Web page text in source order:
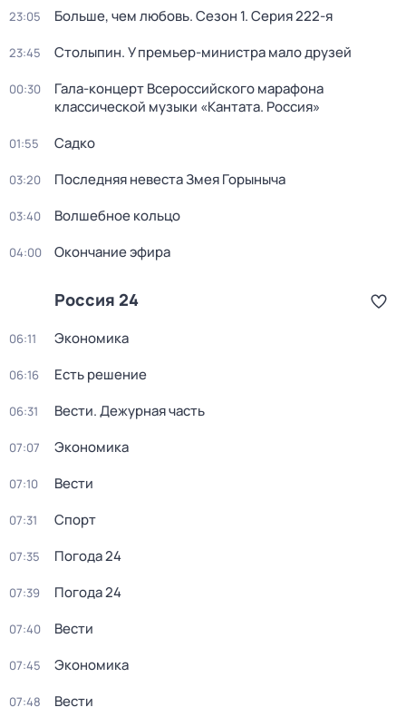
23:05 Больше, чем любовь. Сезон 1. Серия 222-я
23:45 Столыпин. У премьер-министра мало друзей
00:30
Гала-концерт Всероссийского марафона
классической музыки «Кантата. Россия»
01:55 Садко
03:20 Последняя невеста Змея Горыныча
03:40 Волшебное кольцо
04:00 Окончание эфира
Россия 24
06:11 Экономика
06:16 Есть решение
06:31 Вести. Дежурная часть
07:07 Экономика
07:10 Вести
07:31 Спорт
07:35 Погода 24
07:39 Погода 24
07:40 Вести
07:45 Экономика
07:48 Вести